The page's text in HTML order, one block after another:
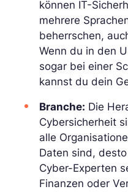
können IT-
mehrere
beherrschen,
Wenn du in den
sogar bei einer
kannst du dein
Branche: Die
Cybersicherheit
alle
Daten sind,
Cyber-Experten
Finanzen oder